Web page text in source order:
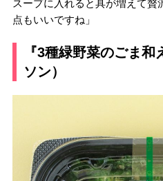
スープに入れると具が増えて贅
点もいいですね」
『3種緑野菜のごま
ソン）